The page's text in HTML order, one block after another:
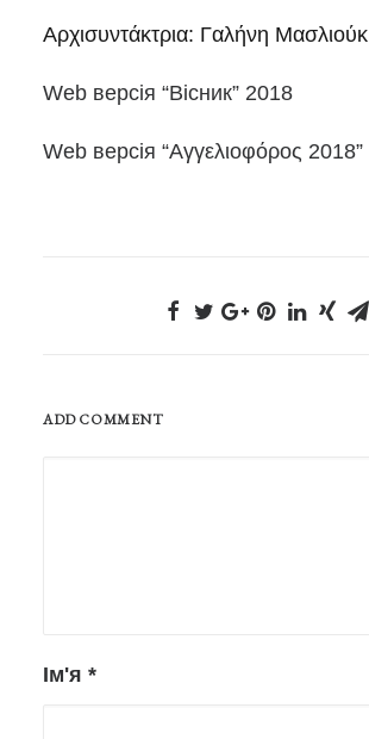
Αρχισυντάκτρια: Γαλήνη Μασλιούκ
Web версія “Вісник” 2018
Web версія “Αγγελιοφόρος 2018”
ADD COMMENT
Ім'я *